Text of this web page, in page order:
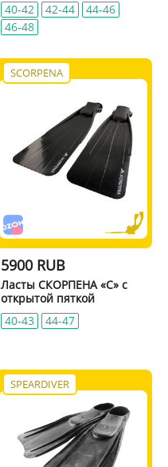
40-42
42-44
44-46
46-48
SCORPENA
5900 RUB
Ласты СКОРПЕНА «C» с
открытой пяткой
40-43
44-47
SPEARDIVER